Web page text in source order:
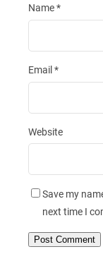
Name*
Email *
Website
Save my
next time I